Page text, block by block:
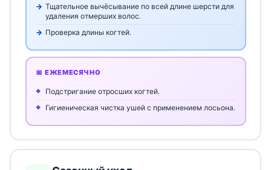
Тщательное вычёсывание по всей длине шерсти для
удаления отмерших волос.
Проверка длины когтей.
📅 ЕЖЕМЕСЯЧНО
Подстригание отросших когтей.
Гигиеническая чистка ушей с применением лосьона.